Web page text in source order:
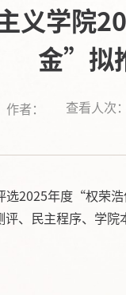
义学院
金”拟
作者： 查看人次：
选2025年度“权荣
、民主程序、学